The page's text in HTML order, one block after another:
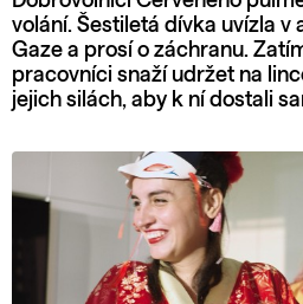
volání. Šestiletá dívka uvízla v
Gaze a prosí o záchranu.
pracovníci snaží udržet na
jejich silách, aby k ní dostali